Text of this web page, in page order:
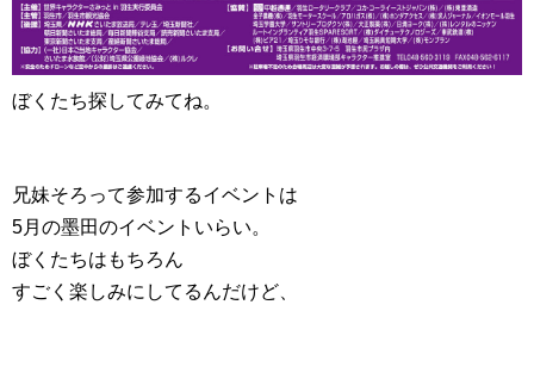
ぼくたち探してみてね。
兄妹そろって参加するイベントは
5月の墨田のイベントいらい。
ぼくたちはもちろん
すごく楽しみにしてるんだけど、